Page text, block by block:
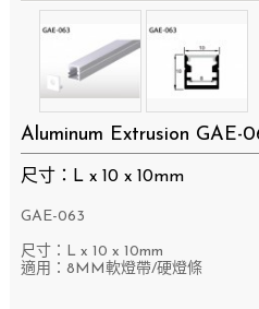
Aluminum Extrusion GAE-
尺寸：L x 10 x 10mm
GAE-063
尺寸：L x 10 x 10mm
適用：8MM軟燈帶/硬燈條